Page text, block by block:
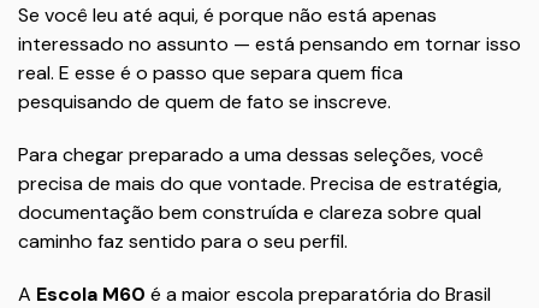
Se você leu até aqui, é porque não está apenas
interessado no assunto — está pensando em tornar isso
real. E esse é o passo que separa quem fica
pesquisando de quem de fato se inscreve.
Para chegar preparado a uma dessas seleções, você
precisa de mais do que vontade. Precisa de estratégia,
documentação bem construída e clareza sobre qual
caminho faz sentido para o seu perfil.
A Escola M60 é a maior escola preparatória do Brasil